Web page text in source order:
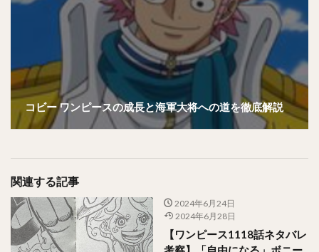
コビー ワンピースの成長と海軍大将への道を徹底解説
関連する記事
2024年6月24日
2024年6月28日
【ワンピース1118話ネタバレ